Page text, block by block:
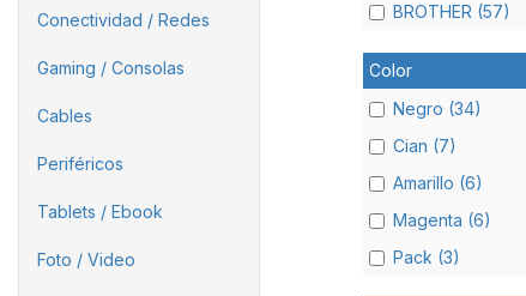
Conectividad / Redes
Gaming / Consolas
Cables
Periféricos
Tablets / Ebook
Foto / Video
BROTHER (57)
Color
Negro (34)
Cian (7)
Amarillo (6)
Magenta (6)
Pack (3)